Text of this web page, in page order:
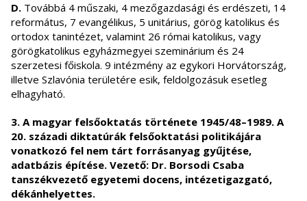
D. Továbbá 4 műszaki, 4 mezőgazdasági és erdészeti, 14
református, 7 evangélikus, 5 unitárius, görög katolikus és
ortodox tanintézet, valamint 26 római katolikus, vagy
görögkatolikus egyházmegyei szeminárium és 24
szerzetesi főiskola. 9 intézmény az egykori Horvátország,
illetve Szlavónia területére esik, feldolgozásuk esetleg
elhagyható.
3. A magyar felsőoktatás története 1945/48–1989. A
20. századi diktatúrák felsőoktatási politikájára
vonatkozó fel nem tárt forrásanyag gyűjtése,
adatbázis építése. Vezető: Dr. Borsodi Csaba
tanszékvezető egyetemi docens, intézetigazgató,
dékánhelyettes.